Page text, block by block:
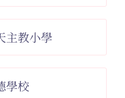
主教小學
學校